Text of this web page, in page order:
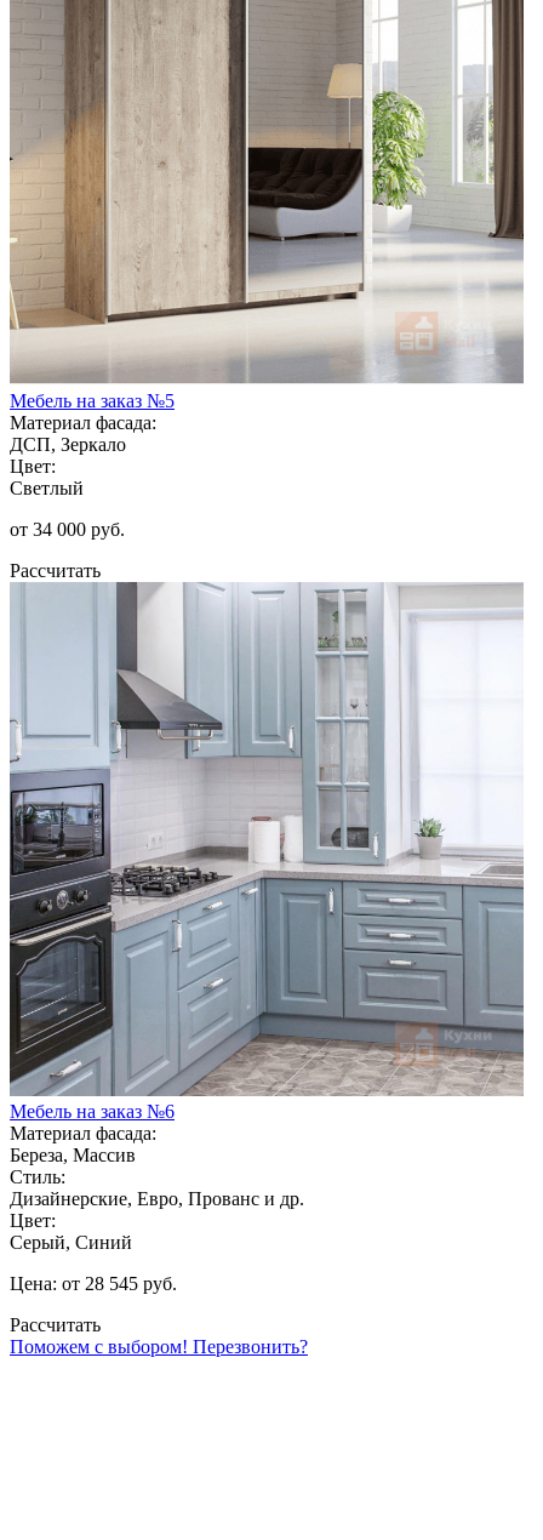
Мебель на заказ №5
Материал фасада:
ДСП, Зеркало
Цвет:
Светлый
от 34 000 руб.
Рассчитать
Мебель на заказ №6
Материал фасада:
Береза, Массив
Стиль:
Дизайнерские, Евро, Прованс и др.
Цвет:
Серый, Синий
Цена: от 28 545 руб.
Рассчитать
Поможем с выбором! Перезвонить?